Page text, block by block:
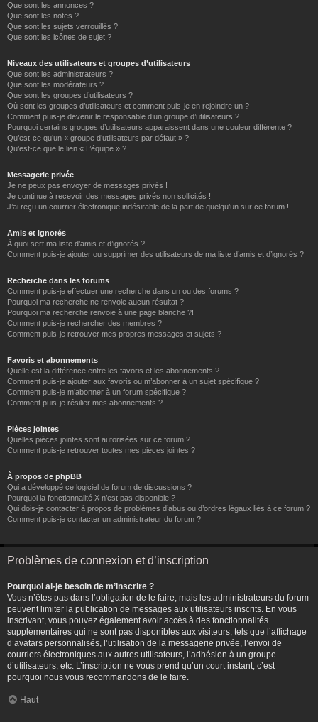
Que sont les annonces ?
Que sont les notes ?
Que sont les sujets verrouillés ?
Que sont les icônes de sujet ?
Niveaux des utilisateurs et groupes d’utilisateurs
Que sont les administrateurs ?
Que sont les modérateurs ?
Que sont les groupes d’utilisateurs ?
Où sont les groupes d’utilisateurs et comment puis-je en rejoindre un ?
Comment puis-je devenir le responsable d’un groupe d’utilisateurs ?
Pourquoi certains groupes d’utilisateurs apparaissent dans une couleur différente ?
Qu’est-ce qu’un « groupe d’utilisateurs par défaut » ?
Qu’est-ce que le lien « L’équipe » ?
Messagerie privée
Je ne peux pas envoyer de messages privés !
Je continue à recevoir des messages privés non sollicités !
J’ai reçu un courrier électronique indésirable de la part de quelqu’un sur ce forum !
Amis et ignorés
À quoi sert ma liste d’amis et d’ignorés ?
Comment puis-je ajouter ou supprimer des utilisateurs de ma liste d’amis et d’ignorés ?
Recherche dans les forums
Comment puis-je effectuer une recherche dans un ou des forums ?
Pourquoi ma recherche ne renvoie aucun résultat ?
Pourquoi ma recherche renvoie à une page blanche ?!
Comment puis-je rechercher des membres ?
Comment puis-je retrouver mes propres messages et sujets ?
Favoris et abonnements
Quelle est la différence entre les favoris et les abonnements ?
Comment puis-je ajouter aux favoris ou m’abonner à un sujet spécifique ?
Comment puis-je m’abonner à un forum spécifique ?
Comment puis-je résilier mes abonnements ?
Pièces jointes
Quelles pièces jointes sont autorisées sur ce forum ?
Comment puis-je retrouver toutes mes pièces jointes ?
À propos de phpBB
Qui a développé ce logiciel de forum de discussions ?
Pourquoi la fonctionnalité X n’est pas disponible ?
Qui dois-je contacter à propos de problèmes d’abus ou d’ordres légaux liés à ce forum ?
Comment puis-je contacter un administrateur du forum ?
Problèmes de connexion et d’inscription
Pourquoi ai-je besoin de m’inscrire ?
Vous n’êtes pas dans l’obligation de le faire, mais les administrateurs du forum
peuvent limiter la publication de messages aux utilisateurs inscrits. En vous
inscrivant, vous pouvez également avoir accès à des fonctionnalités
supplémentaires qui ne sont pas disponibles aux visiteurs, tels que l’affichage
d’avatars personnalisés, l’utilisation de la messagerie privée, l’envoi de
courriers électroniques aux autres utilisateurs, l’adhésion à un groupe
d’utilisateurs, etc. L’inscription ne vous prend qu’un court instant, c’est
pourquoi nous vous recommandons de le faire.
Haut